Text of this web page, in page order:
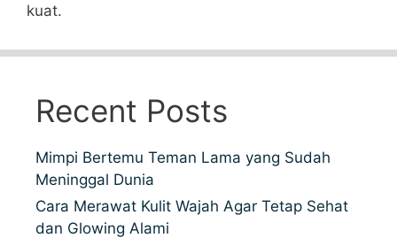
kuat.
Recent Posts
Mimpi Bertemu Teman Lama yang Sudah
Meninggal Dunia
Cara Merawat Kulit Wajah Agar Tetap Sehat
dan Glowing Alami